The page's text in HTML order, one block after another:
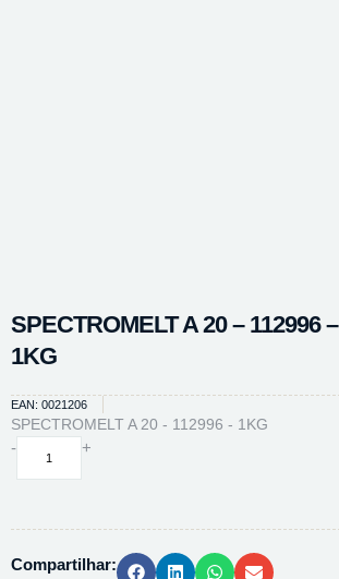
SPECTROMELT A 20 – 112996 –
1KG
EAN: 0021206
SPECTROMELT A 20 - 112996 - 1KG
-
SPECTROMELT
-
+
Compartilhar: